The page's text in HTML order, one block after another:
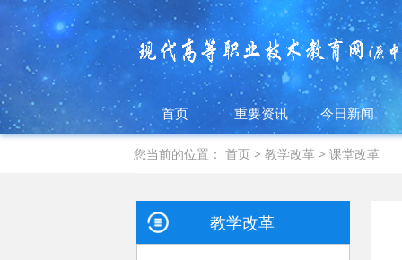
首页 重要资讯 今日新闻
您当前的位置：首页 >教学改革 >课堂改革
教学改革